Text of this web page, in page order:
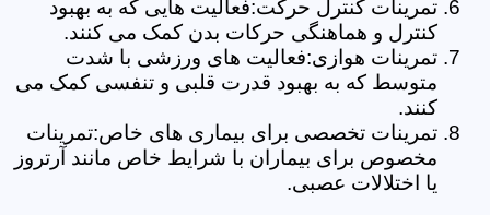
تمرینات کنترل حرکت:فعالیت هایی که به بهبود
کنترل و هماهنگی حرکات بدن کمک می کنند.
تمرینات هوازی:فعالیت های ورزشی با شدت
متوسط که به بهبود قدرت قلبی و تنفسی کمک می
کنند.
تمرینات تخصصی برای بیماری های خاص:تمرینات
مخصوص برای بیماران با شرایط خاص مانند آرتروز
یا اختلالات عصبی.